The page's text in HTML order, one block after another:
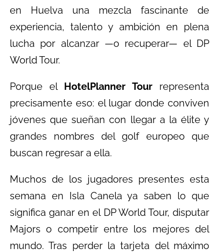
en Huelva una mezcla fascinante de
experiencia, talento y ambición en plena
lucha por alcanzar —o recuperar— el DP
World Tour.
Porque el HotelPlanner Tour representa
precisamente eso: el lugar donde conviven
jóvenes que sueñan con llegar a la élite y
grandes nombres del golf europeo que
buscan regresar a ella.
Muchos de los jugadores presentes esta
semana en Isla Canela ya saben lo que
significa ganar en el DP World Tour, disputar
Majors o competir entre los mejores del
mundo. Tras perder la tarjeta del máximo